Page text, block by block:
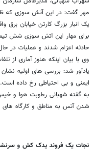
مهر گفت: در این آتش سوزی که
یک انبار بزرگ کارتن خیابان
برای مهار این آتش سوزی شش
حادثه اعزام شدند و عملیات در
وی با بیان اینکه هنوز آماری از
یادآور شد: بررسی های اولیه
ایمنی و بی احتیاطی رخ داده است.
به گفته شهبانی رطوبت هوا و
شدن آتس به مناطق و کارگاه
نجات یک فروند یدک کش و